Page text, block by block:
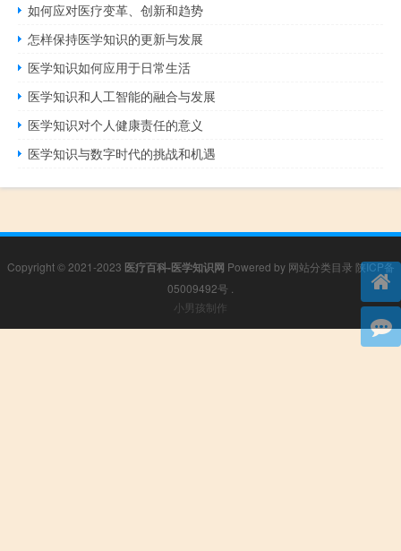
如何应对医疗变革、创新和趋势
怎样保持医学知识的更新与发展
医学知识如何应用于日常生活
医学知识和人工智能的融合与发展
医学知识对个人健康责任的意义
医学知识与数字时代的挑战和机遇
Copyright © 2021-2023 医疗百科-医学知识网 Powered by 网站分类目录 陕ICP备
05009492号
小男孩制作